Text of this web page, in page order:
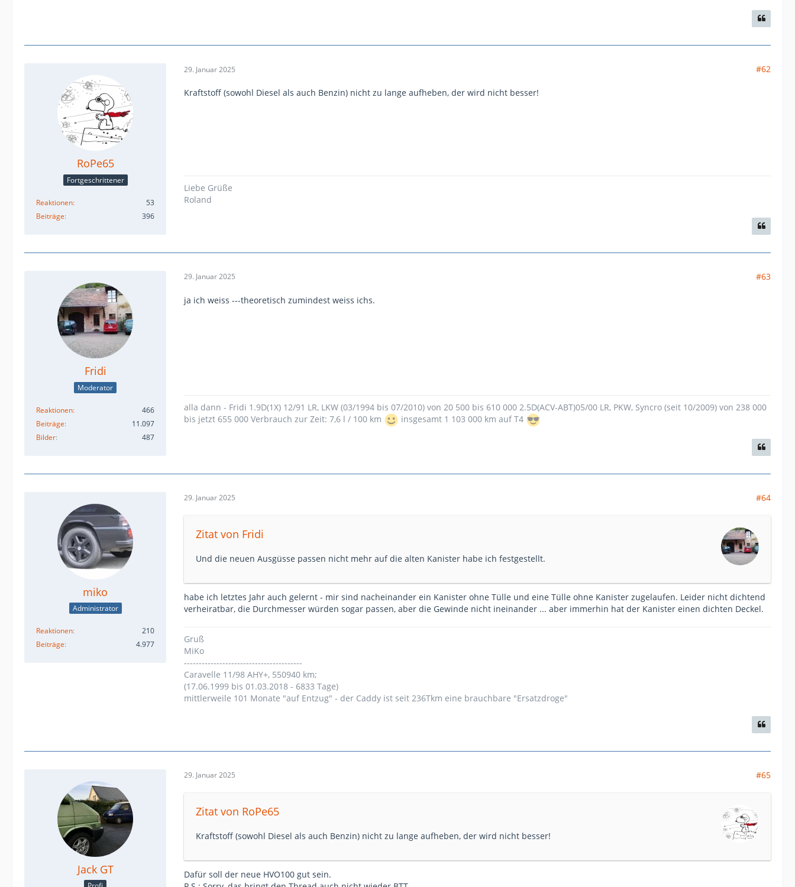
RoPe65
Fortgeschrittener
Reaktionen
53
Beiträge
396
29. Januar 2025 #62
Kraftstoff (sowohl Diesel als auch Benzin) nicht zu lange aufheben, der wird nicht besser!
Liebe Grüße
Roland
Fridi
Moderator
Reaktionen
466
Beiträge
11.097
Bilder
487
29. Januar 2025 #63
ja ich weiss ---theoretisch zumindest weiss ichs.
alla dann - Fridi 1.9D(1X) 12/91 LR, LKW (03/1994 bis 07/2010) von 20 500 bis 610 000 2.5D(ACV-ABT)05/00 LR, PKW, Syncro (seit 10/2009) von 238 000
bis jetzt 655 000 Verbrauch zur Zeit: 7,6 l / 100 km
insgesamt 1 103 000 km auf T4
miko
Administrator
Reaktionen
210
Beiträge
4.977
29. Januar 2025 #64
Zitat von Fridi
Und die neuen Ausgüsse passen nicht mehr auf die alten Kanister habe ich festgestellt.
habe ich letztes Jahr auch gelernt - mir sind nacheinander ein Kanister ohne Tülle und eine Tülle ohne Kanister zugelaufen. Leider nicht dichtend
verheiratbar, die Durchmesser würden sogar passen, aber die Gewinde nicht ineinander ... aber immerhin hat der Kanister einen dichten Deckel.
Gruß
MiKo
----------------------------------------
Caravelle 11/98 AHY+, 550940 km;
(17.06.1999 bis 01.03.2018 - 6833 Tage)
mittlerweile 101 Monate "auf Entzug" - der Caddy ist seit 236Tkm eine brauchbare "Ersatzdroge"
Jack GT
29. Januar 2025 #65
Zitat von RoPe65
Kraftstoff (sowohl Diesel als auch Benzin) nicht zu lange aufheben, der wird nicht besser!
Dafür soll der neue HVO100 gut sein.